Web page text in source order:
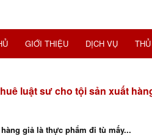
GIỚI THIỆU DỊCH VỤ
luật sư cho tội sản xuất
giả là thực phẩm đi tù mấy...